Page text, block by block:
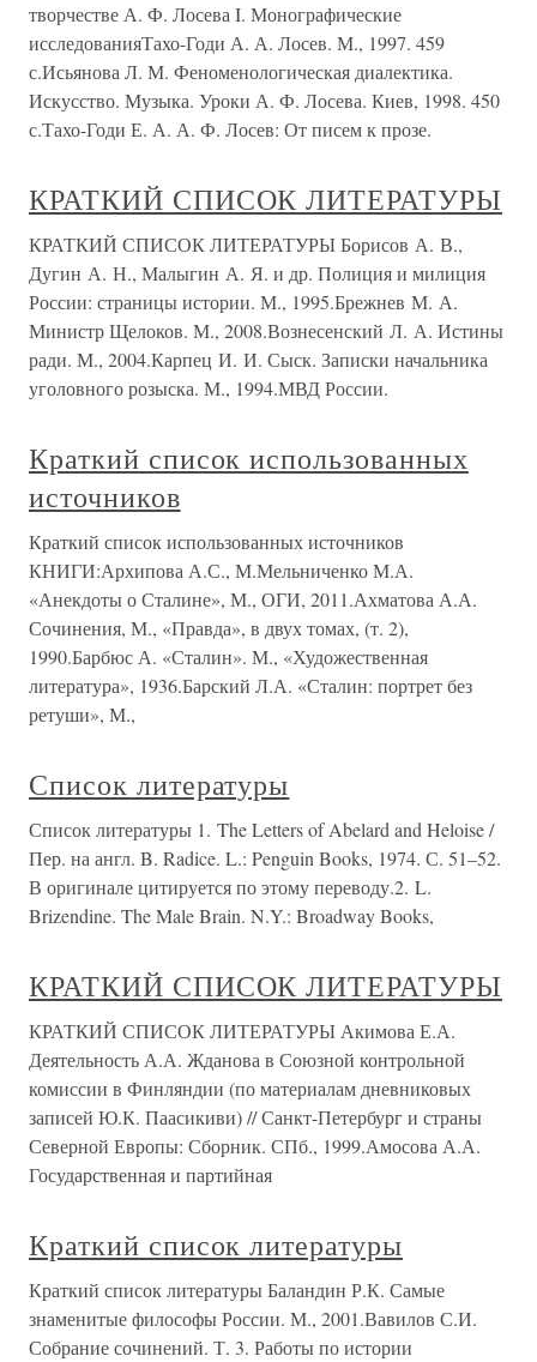
творчестве А. Ф. Лосева I. Монографические
исследованияТахо-Годи А. А. Лосев. М., 1997. 459
с.Исьянова Л. М. Феноменологическая диалектика.
Искусство. Музыка. Уроки А. Ф. Лосева. Киев, 1998. 450
с.Тахо-Годи Е. А. А. Ф. Лосев: От писем к прозе.
КРАТКИЙ СПИСОК ЛИТЕРАТУРЫ
КРАТКИЙ СПИСОК ЛИТЕРАТУРЫ Борисов А. В.,
Дугин А. Н., Малыгин А. Я. и др. Полиция и милиция
России: страницы истории. М., 1995.Брежнев М. А.
Министр Щелоков. М., 2008.Вознесенский Л. А. Истины
ради. М., 2004.Карпец И. И. Сыск. Записки начальника
уголовного розыска. М., 1994.МВД России.
Краткий список использованных
источников
Краткий список использованных источников
КНИГИ:Архипова А.С., М.Мельниченко М.А.
«Анекдоты о Сталине», М., ОГИ, 2011.Ахматова А.А.
Сочинения, М., «Правда», в двух томах, (т. 2),
1990.Барбюс А. «Сталин». М., «Художественная
литература», 1936.Барский Л.А. «Сталин: портрет без
ретуши», М.,
Список литературы
Список литературы 1. The Letters of Abelard and Heloise /
Пер. на англ. B. Radice. L.: Penguin Books, 1974. С. 51–52.
В оригинале цитируется по этому переводу.2. L.
Brizendine. The Male Brain. N.Y.: Broadway Books,
КРАТКИЙ СПИСОК ЛИТЕРАТУРЫ
КРАТКИЙ СПИСОК ЛИТЕРАТУРЫ Акимова Е.А.
Деятельность А.А. Жданова в Союзной контрольной
комиссии в Финляндии (по материалам дневниковых
записей Ю.К. Паасикиви) // Санкт-Петербург и страны
Северной Европы: Сборник. СПб., 1999.Амосова А.А.
Государственная и партийная
Краткий список литературы
Краткий список литературы Баландин Р.К. Самые
знаменитые философы России. М., 2001.Вавилов С.И.
Собрание сочинений. Т. 3. Работы по истории